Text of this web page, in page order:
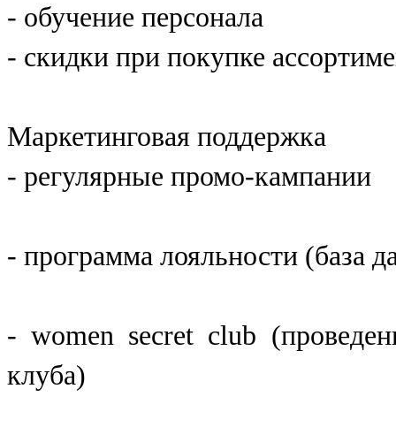
- обучение персонала
- скидки при покупке
Маркетинговая поддержка
- регулярные промо-кампании
- программа лояльности (база
- women secret club
клуба)